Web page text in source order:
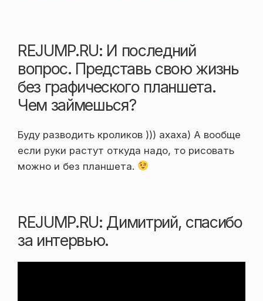
REJUMP.RU: И последний
вопрос. Представь свою жизнь
без графического планшета.
Чем займешься?
Буду разводить кроликов ))) ахаха) А вообще
если руки растут откуда надо, то рисовать
можно и без планшета.
REJUMP.RU: Димитрий, спасибо
за интервью.